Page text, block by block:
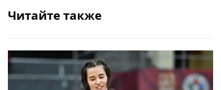
Читайте также